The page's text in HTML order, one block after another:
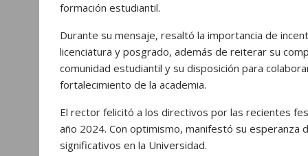
formación estudiantil.
Durante su mensaje, resaltó la importancia de
licenciatura y posgrado, además de reiterar su
comunidad estudiantil y su disposición para
fortalecimiento de la academia.
El rector felicitó a los directivos por las recientes
año 2024. Con optimismo, manifestó su
significativos en la Universidad.